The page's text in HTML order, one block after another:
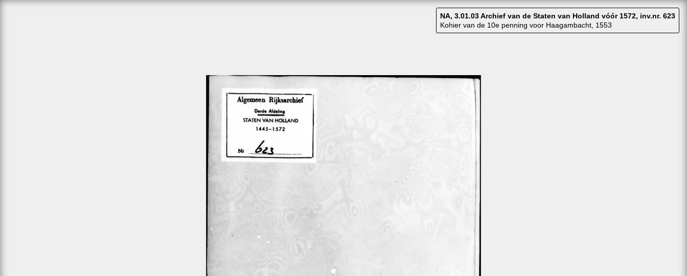
NA, 3.01.03 Archief van de Staten van Holland vóór 1572, inv.nr. 623
Kohier van de 10e penning voor Haagambacht, 1553